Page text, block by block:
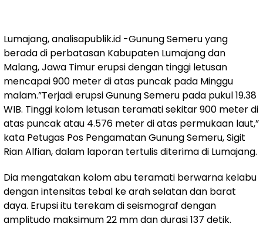
Lumajang, analisapublik.id -Gunung Semeru yang
berada di perbatasan Kabupaten Lumajang dan
Malang, Jawa Timur erupsi dengan tinggi letusan
mencapai 900 meter di atas puncak pada Minggu
malam.”Terjadi erupsi Gunung Semeru pada pukul 19.38
WIB. Tinggi kolom letusan teramati sekitar 900 meter di
atas puncak atau 4.576 meter di atas permukaan laut,”
kata Petugas Pos Pengamatan Gunung Semeru, Sigit
Rian Alfian, dalam laporan tertulis diterima di Lumajang.
Dia mengatakan kolom abu teramati berwarna kelabu
dengan intensitas tebal ke arah selatan dan barat
daya. Erupsi itu terekam di seismograf dengan
amplitudo maksimum 22 mm dan durasi 137 detik.